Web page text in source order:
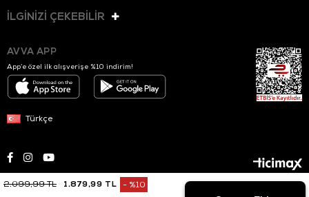
2.099,99 TL 1.879,99 TL %10
İLGİNİZİ ÇEKEBİLİR
AVVA APP
App’e özel ilk alışverişe %10 indirim!
Türkçe
© 2025 AVVA. Tüm hakları saklıdır.